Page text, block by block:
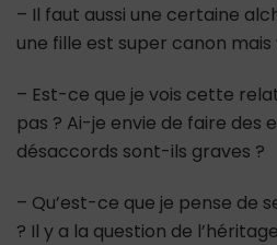
– Il faut aussi une certaine
une fille est super canon mais
– Est-ce que je vois cette
pas ? Ai-je envie de faire des
désaccords sont-ils graves ?
– Qu’est-ce que je pense de
? Il y a la question de